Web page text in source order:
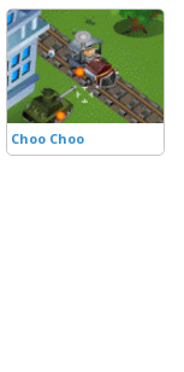
Choo Choo